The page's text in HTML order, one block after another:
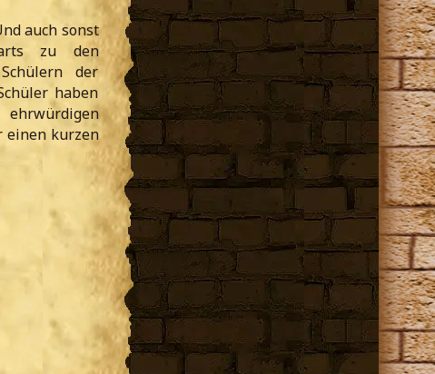
auch sonst
zu den
der
haben
einen kurzen